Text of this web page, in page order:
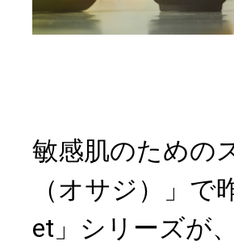
敏感肌のための
（オサジ）」で
et」シリーズが